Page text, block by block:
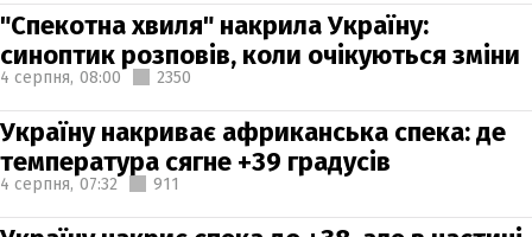
"Спекотна хвиля" накрила Україну:
синоптик розповів, коли очікуються зміни
4 серпня, 08:00 2350
Україну накриває африканська спека: де
температура сягне +39 градусів
4 серпня, 07:32 911